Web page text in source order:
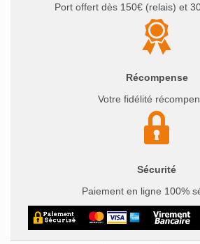
Port offert dès 150€ (relais) et
Récompense
Votre fidélité
Sécurité
Paiement en ligne 100%